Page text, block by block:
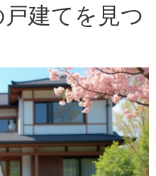
建てを見つ